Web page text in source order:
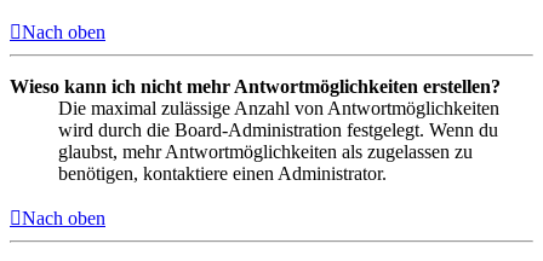
Nach oben
Wieso kann ich nicht mehr Antwortmöglichkeiten erstellen?
Die maximal zulässige Anzahl von Antwortmöglichkeiten
wird durch die Board-Administration festgelegt. Wenn du
glaubst, mehr Antwortmöglichkeiten als zugelassen zu
benötigen, kontaktiere einen Administrator.
Nach oben